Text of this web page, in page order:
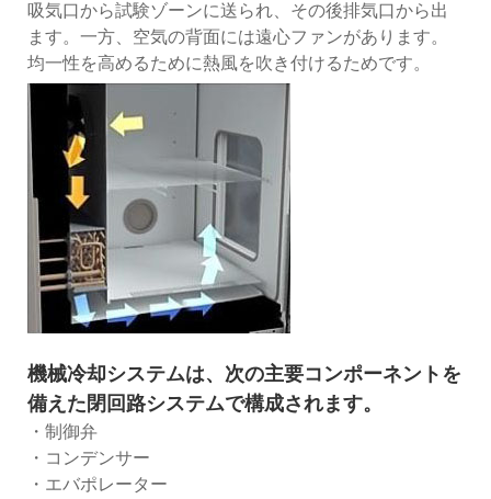
吸気口から試験ゾーンに送られ、その後排気口から出
ます。一方、空気の背面には遠心ファンがあります。
均一性を高めるために熱風を吹き付けるためです。
機械冷却システムは、次の主要コンポーネントを
備えた閉回路システムで構成されます。
・制御弁
・コンデンサー
・エバポレーター